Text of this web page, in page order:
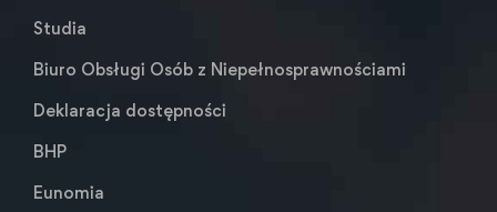
Studia
Biuro Obsługi Osób z Niepełnosprawnościami
Deklaracja dostępności
BHP
Eunomia